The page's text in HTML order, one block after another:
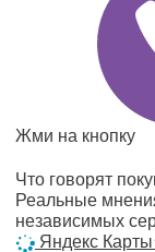
Жми на кнопку
Что говорят
Реальные
независимых
Яндекс Карты